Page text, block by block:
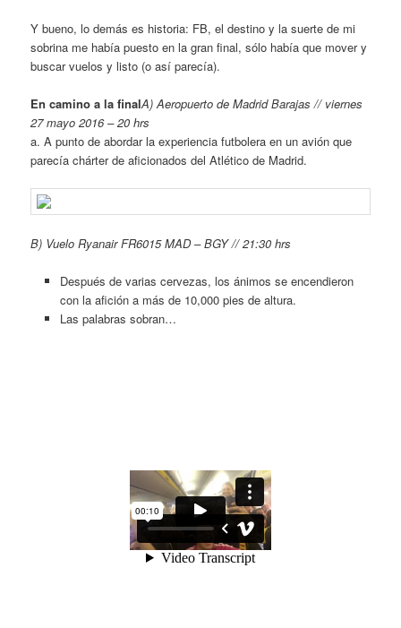
Y bueno, lo demás es historia: FB, el destino y la suerte de mi
sobrina me había puesto en la gran final, sólo había que mover y
buscar vuelos y listo (o así parecía).
En camino a la finalA) Aeropuerto de Madrid Barajas // viernes
27 mayo 2016 – 20 hrs
a. A punto de abordar la experiencia futbolera en un avión que
parecía chárter de aficionados del Atlético de Madrid.
B) Vuelo Ryanair FR6015 MAD – BGY // 21:30 hrs
Después de varias cervezas, los ánimos se encendieron
con la afición a más de 10,000 pies de altura.
Las palabras sobran…